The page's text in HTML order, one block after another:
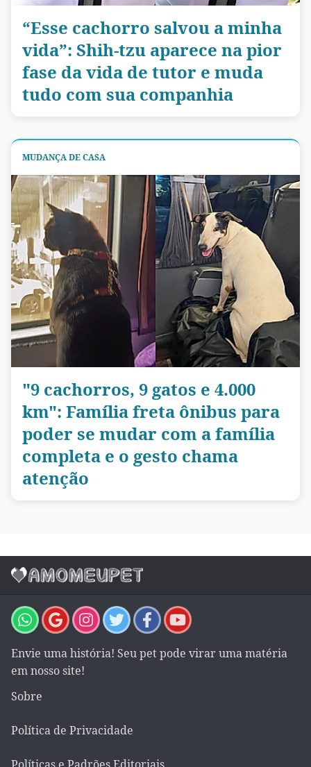
“Esse cachorro salvou a minha
vida”: Shih-tzu aparece na pior
fase da vida de tutor e muda
tudo com sua companhia
MUDANÇA DE CASA
"9 cachorros, 9 gatos e 4.000
km": Família freta ônibus para
poder se mudar com a família
completa e o gesto chama
atenção
Envie uma história! Seu pet pode virar uma matéria
em nosso site!
Sobre
Política de Privacidade
Políticas e Padrões Editoriais